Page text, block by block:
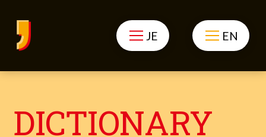
JE EN
DICTIONARY